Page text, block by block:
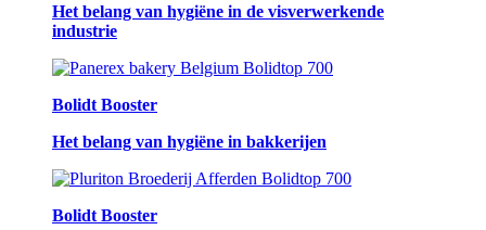
Het belang van hygiëne in de visverwerkende
industrie
Bolidt Booster
Het belang van hygiëne in bakkerijen
Bolidt Booster